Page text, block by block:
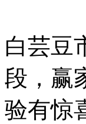
白芸豆
段，赢
验有惊